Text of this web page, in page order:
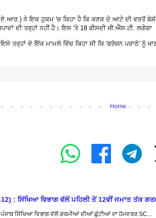
ਨੇ ਇਕ ਹੁਕਮ 'ਚ ਕਿਹਾ ਹੈ ਕਿ ਕਣਕ ਦੇ ਆਟੇ ਦੀ ਵਰਤੋਂ
ਦੀ ਤਰ੍ਹਾਂ ਨਹੀਂ ਹੈ। ਇਸ 'ਤੇ 18 ਫੀਸਦੀ ਜੀ.ਐੱਸ.ਟੀ. ਲਗੇਗਾ
ਤਰ੍ਹਾਂ ਦੇ ਇੱਕ ਮਾਮਲੇ ਵਿੱਚ ਕਿਹਾ ਸੀ ਕਿ 'ਫਰੋਜ਼ਨ ਪਰਾਠੇ' ਨੂੰ
Home
12) : ਸਿੱਖਿਆ ਵਿਭਾਗ ਵੱਲੋਂ ਪਹਿਲੀ ਤੋਂ 12ਵੀਂ ਜਮਾਤ
ਸਿੱਖਿਆ ਵਿਭਾਗ ਵੱਲੋਂ ਗਰਮੀਆਂ ਦੀਆਂ ਛੁੱਟੀਆਂ ਦਾ ਹੋਮਵਰਕ SC...